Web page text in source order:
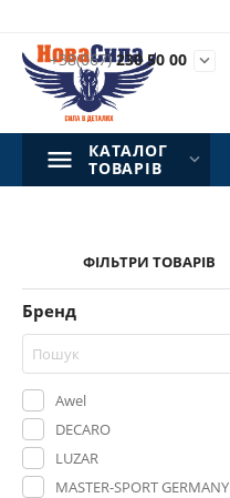
+38(067)230 50 00 
КАТАЛОГ
ТОВАРІВ
ФІЛЬТРИ ТОВАРІВ
Бренд
Awel
DECARO
LUZAR
MASTER-SPORT GERMANY